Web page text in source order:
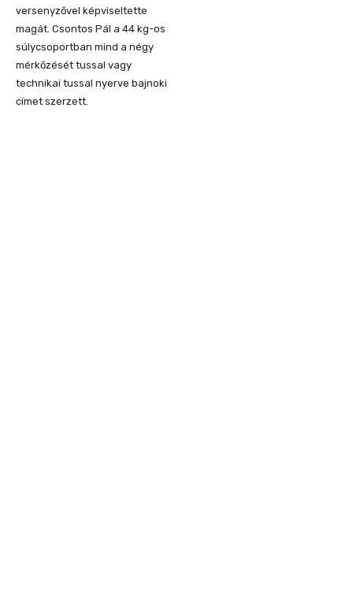
versenyzővel képviseltette
magát. Csontos Pál a 44 kg-os
súlycsoportban mind a négy
mérkőzését tussal vagy
technikai tussal nyerve bajnoki
címet szerzett.